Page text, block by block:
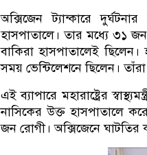
অক্সিজেন ট্যান্কারে
হাসপাতালে। তার মধ্যে ৩১
বাকিরা হাসপাতালেই
সময় ভেন্টিলেশনে ছিলেন।
এই ব্যাপারে মহারাষ্ট্রের
নাসিকের উক্ত হাসপাতালে
জন রোগী। অক্সিজেনে